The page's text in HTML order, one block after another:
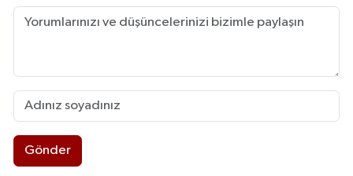
Gönder